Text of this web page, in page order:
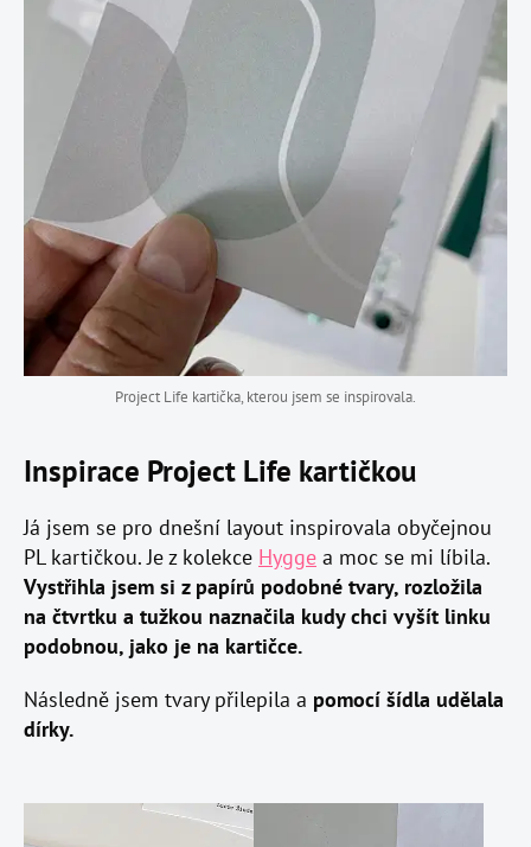
Project Life kartička, kterou jsem se inspirovala.
Inspirace Project Life kartičkou
Já jsem se pro dnešní layout inspirovala obyčejnou
PL kartičkou. Je z kolekce Hygge a moc se mi líbila.
Vystřihla jsem si z papírů podobné tvary, rozložila
na čtvrtku a tužkou naznačila kudy chci vyšít linku
podobnou, jako je na kartičce.
Následně jsem tvary přilepila a pomocí šídla udělala
dírky.